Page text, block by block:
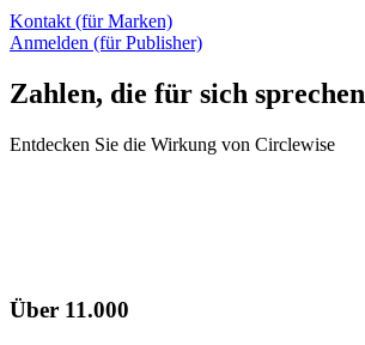
Kontakt (für Marken)
Anmelden (für Publisher)
Zahlen, die für sich sprechen
Entdecken Sie die Wirkung von Circlewise
Über 11.000